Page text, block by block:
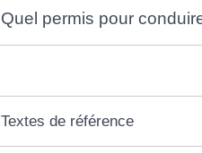
Quel permis pour
Textes de référence